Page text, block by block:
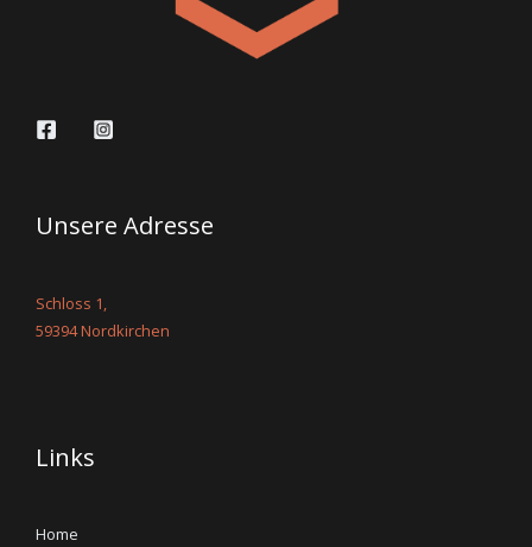
Unsere Adresse
Schloss 1,
59394 Nordkirchen
Links
Home